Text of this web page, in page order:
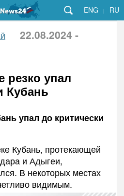
ENG | RU
22.08.2024 -
резко упал
Кубань
упал до критически
Кубань, протекающей
и Адыгеи,
В некоторых местах
видимым.